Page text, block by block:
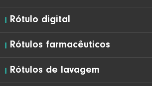
Rótulo digital
Rótulos farmacêuticos
Rótulos de lavagem